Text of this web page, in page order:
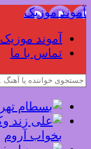
آموند موزیک
آموند موزیک
تماس با ما
بخواب آروم